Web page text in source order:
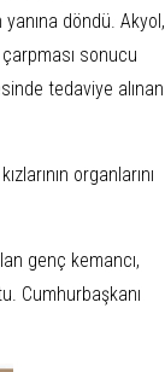
döndü. Akyol,
sonucu
tedaviye alınan
organlarını
genç kemancı,
Cumhurbaşkanı